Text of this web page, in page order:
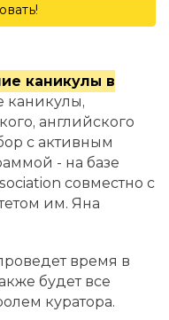
каникулы в
каникулы,
английского
с активным
- на базе
совместно с
им. Яна
время в
будет все
куратора.